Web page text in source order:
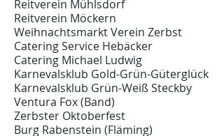
Reitverein Mühlsdorf
Reitverein Möckern
Weihnachtsmarkt Verein Zerbst
Catering Service Hebäcker
Catering Michael Ludwig
Karnevalsklub Gold-Grün-Güterglück
Karnevalsklub Grün-Weiß Steckby
Ventura Fox (Band)
Zerbster Oktoberfest
Burg Rabenstein (Fläming)